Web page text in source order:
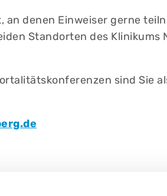
denen Einweiser gerne
Standorten des
sind Sie